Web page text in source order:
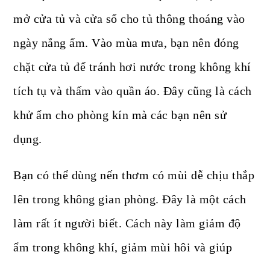
mở cửa tủ và cửa sổ cho tủ thông thoáng vào
ngày nắng ấm. Vào mùa mưa, bạn nên đóng
chặt cửa tủ để tránh hơi nước trong không khí
tích tụ và thấm vào quần áo. Đây cũng là cách
khử ẩm cho phòng kín mà các bạn nên sử
dụng.
Bạn có thể dùng nến thơm có mùi dễ chịu thắp
lên trong không gian phòng. Đây là một cách
làm rất ít người biết. Cách này làm giảm độ
ẩm trong không khí, giảm mùi hôi và giúp